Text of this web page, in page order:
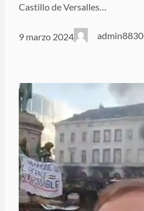
Castillo de Versalles…
9 marzo 2024 admin8830